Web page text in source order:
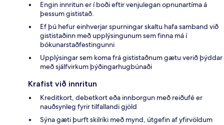
Engin innritun er í boði eftir venjulegan opnunartíma á
þessum gististað.
Ef þú hefur einhverjar spurningar skaltu hafa samband við
gististaðinn með upplýsingunum sem finna má í
bókunarstaðfestingunni
Upplýsingar sem koma frá gististaðnum gætu verið þýddar
með sjálfvirkum þýðingarhugbúnaði
Krafist við innritun
Kreditkort, debetkort eða innborgun með reiðufé er
nauðsynleg fyrir tilfallandi gjöld
Sýna gæti þurft skilríki með mynd, útgefin af yfirvöldum